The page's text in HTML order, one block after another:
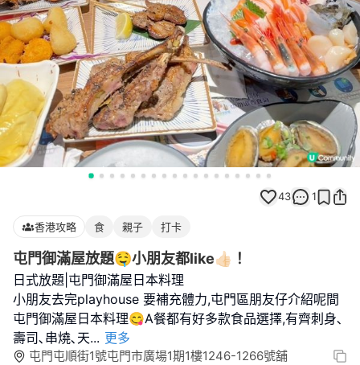
43 1
香港攻略 食 親子 打卡
屯門御滿屋放題🤤小朋友都like👍🏻！
日式放題|屯門御滿屋日本料理
小朋友去完playhouse 要補充體力,屯門區朋友仔介紹呢間
屯門御滿屋日本料理😋A餐都有好多款食品選擇,有齊刺身､
壽司､串燒､天... 更多
屯門屯順街1號屯門市廣場1期1樓1246-1266號舖